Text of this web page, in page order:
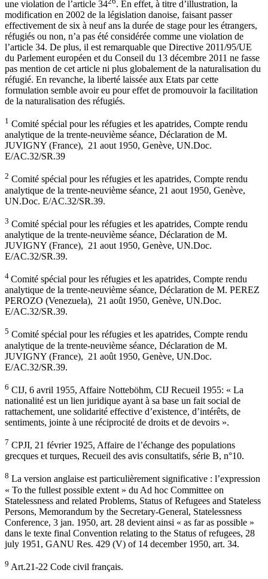
une violation de l’article 34
. En effet, à titre d’illustration, la
modification en 2002 de la législation danoise, faisant passer
effectivement de six à neuf ans la durée de stage pour les étrangers,
réfugiés ou non, n’a pas été considérée comme une violation de
l’article 34. De plus, il est remarquable que Directive 2011/95/UE
du Parlement européen et du Conseil du 13 décembre 2011 ne fasse
pas mention de cet article ni plus globalement de la naturalisation du
réfugié. En revanche, la liberté laissée aux Etats par cette
formulation semble avoir eu pour effet de promouvoir la facilitation
de la naturalisation des réfugiés.
1 Comité spécial pour les réfugies et les apatrides, Compte rendu
analytique de la trente-neuvième séance, Déclaration de M.
JUVIGNY (France), 21 aout 1950, Genève, UN.Doc.
E/AC.32/SR.39
2 Comité spécial pour les réfugies et les apatrides, Compte rendu
analytique de la trente-neuvième séance, 21 aout 1950, Genève,
UN.Doc. E/AC.32/SR.39.
3 Comité spécial pour les réfugies et les apatrides, Compte rendu
analytique de la trente-neuvième séance, Déclaration de M.
JUVIGNY (France), 21 aout 1950, Genève, UN.Doc.
E/AC.32/SR.39.
4 Comité spécial pour les réfugies et les apatrides, Compte rendu
analytique de la trente-neuvième séance, Déclaration de M. PEREZ
PEROZO (Venezuela), 21 août 1950, Genève, UN.Doc.
E/AC.32/SR.39.
5 Comité spécial pour les réfugies et les apatrides, Compte rendu
analytique de la trente-neuvième séance, Déclaration de M.
JUVIGNY (France), 21 août 1950, Genève, UN.Doc.
E/AC.32/SR.39.
6 CIJ, 6 avril 1955, Affaire Notteböhm, CIJ Recueil 1955: « La
nationalité est un lien juridique ayant à sa base un fait social de
rattachement, une solidarité effective d’existence, d’intérêts, de
sentiments, jointe à une réciprocité de droits et de devoirs ».
7 CPJI, 21 février 1925, Affaire de l’échange des populations
grecques et turques, Recueil des avis consultatifs, série B, n°10.
8 La version anglaise est particulièrement significative : l’expression
« To the fullest possible extent » du Ad hoc Committee on
Statelessness and related Problems, Status of Refugees and Stateless
Persons, Memorandum by the Secretary-General, Statelessness
Conference, 3 jan. 1950, art. 28 devient ainsi « as far as possible »
dans le texte final Convention relating to the Status of refugees, 28
july 1951, GANU Res. 429 (V) of 14 december 1950, art. 34.
9 Art.21-22 Code civil français.